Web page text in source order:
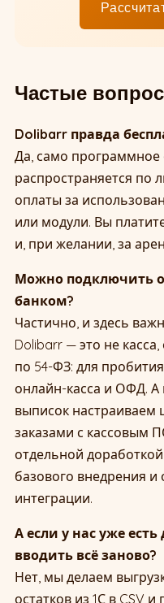
Частые
Dolibarr правда
Да, само программное
распространяется по
оплаты за
или модули. Вы
и, при желании, за
Можно подключить
банком?
Частично, и здесь
Dolibarr — это не
по 54-ФЗ: для
онлайн-касса и ОФД. А
выписок
заказами с кассовым
отдельной
базового внедрения
интеграции.
А если у нас уже
вводить всё заново?
Нет, мы делаем
остатков из 1С в CSV